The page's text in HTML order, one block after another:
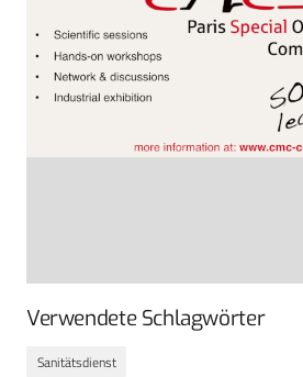
Verwendete Schlagwörter
Sanitätsdienst